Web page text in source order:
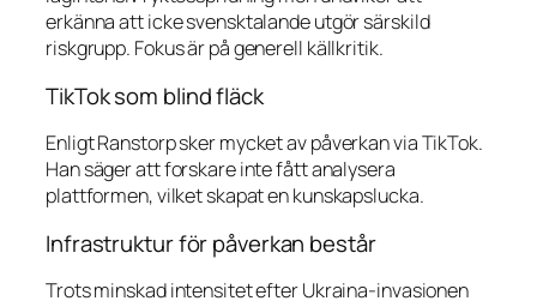
erkänna att icke svensktalande utgör särskild
riskgrupp. Fokus är på generell källkritik.
TikTok som blind fläck
Enligt Ranstorp sker mycket av påverkan via TikTok.
Han säger att forskare inte fått analysera
plattformen, vilket skapat en kunskapslucka.
Infrastruktur för påverkan består
Trots minskad intensitet efter Ukraina-invasionen